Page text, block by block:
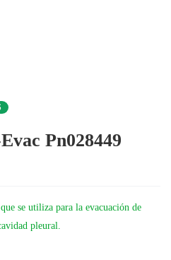
Pn028449
se utiliza para la evacuación de
pleural.